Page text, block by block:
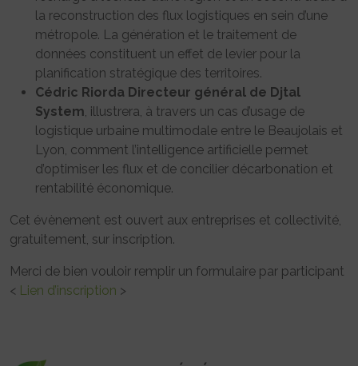
la reconstruction des flux logistiques en sein d’une
métropole. La génération et le traitement de
données constituent un effet de levier pour la
planification stratégique des territoires.
Cédric Riorda Directeur général de Djtal
System, illustrera, à travers un cas d’usage de
logistique urbaine multimodale entre le Beaujolais et
Lyon, comment l’intelligence artificielle permet
d’optimiser les flux et de concilier décarbonation et
rentabilité économique.
Cet évènement est ouvert aux entreprises et collectivité,
gratuitement, sur inscription.
Merci de bien vouloir remplir un formulaire par participant
< Lien d’inscription >